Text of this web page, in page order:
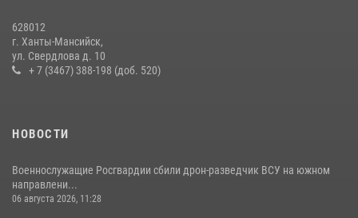
11 июля 2026, 12:26
628012
г. Ханты-Мансийск,
ул. Свердлова д. 10
+ 7 (3467) 388-198 (доб. 520)
НОВОСТИ
Военнослужащие Росгвардии сбили дрон-разведчик ВСУ на южном
направлени...
06 августа 2026, 11:28